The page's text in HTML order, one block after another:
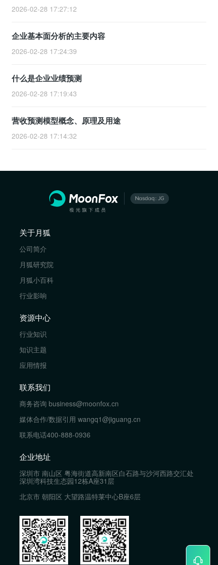
2026-02-28 17:27:12
企业基本面分析的主要内容
2026-02-28 17:24:39
什么是企业业绩预测
2026-02-28 17:19:43
营收预测模型概念、原理及用途
2026-02-28 17:14:32
关于月狐
公司简介
月狐研究院
月狐小百科
行业影响
资源中心
行业知识
知识主题
应用情报
联系我们
商务咨询 business@moonfox.cn
媒体合作/数据引用 wangq1@jiguang.cn
联系电话400-888-0936
企业地址
深圳市 南山区 粤海街道高新南区白石路与沙河西路交汇处
深圳湾科技生态园12栋A座31层
北京市 朝阳区 大望路温特莱中心B座6层